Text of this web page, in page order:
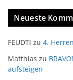
Neueste
FEUDTI zu 4.
Matthias zu
aufsteigen